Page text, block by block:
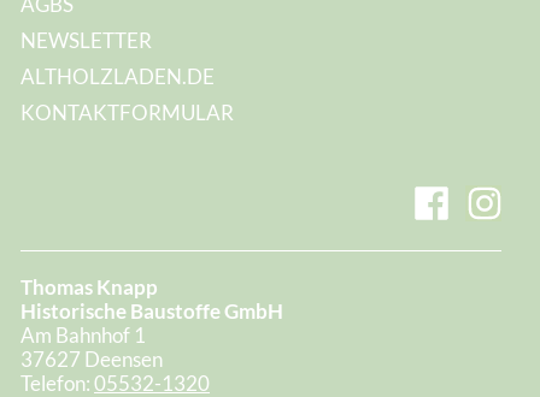
NEWSLETTER
ALTHOLZLADEN.DE
KONTAKTFORMULAR
Thomas Knapp
Historische Baustoffe GmbH
Am Bahnhof 1
37627 Deensen
Telefon:05532-1320